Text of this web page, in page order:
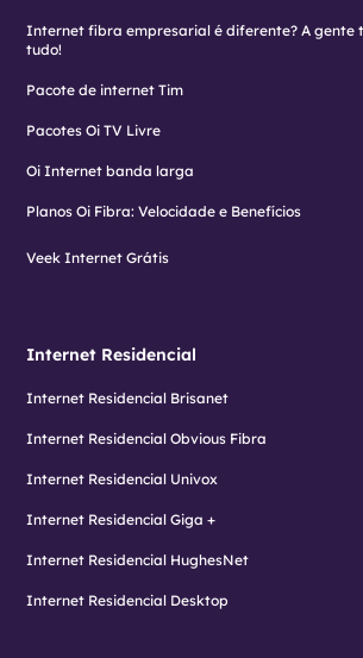
Internet fibra empresarial é diferente? A gente
tudo!
Pacote de internet Tim
Pacotes Oi TV Livre
Oi Internet banda larga
Planos Oi Fibra: Velocidade e Benefícios
Veek Internet Grátis
Internet Residencial
Internet Residencial Brisanet
Internet Residencial Obvious Fibra
Internet Residencial Univox
Internet Residencial Giga +
Internet Residencial HughesNet
Internet Residencial Desktop